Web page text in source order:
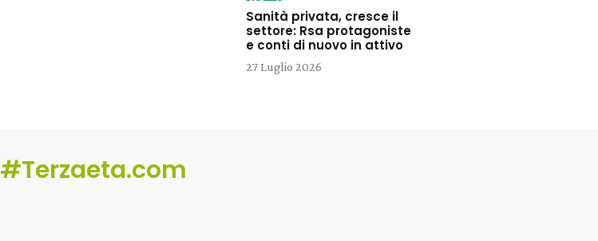
Sanità privata, cresce il
settore: Rsa protagoniste
e conti di nuovo in attivo
27 Luglio 2026
#Terzaeta.com